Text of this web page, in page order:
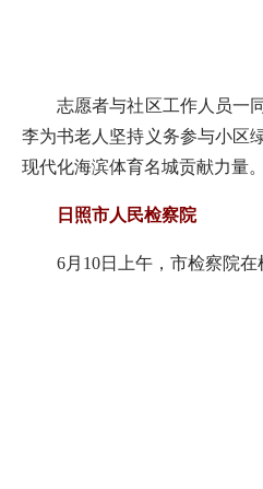
志愿者与社区工作人员一同
李为书老人坚持义务参与小区
现代化海滨体育名城贡献力量。
日照市人民检察院
6月10日上午，市检察院在